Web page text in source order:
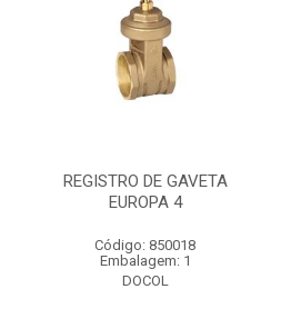
REGISTRO DE GAVETA
EUROPA 4
Código: 850018
Embalagem: 1
DOCOL